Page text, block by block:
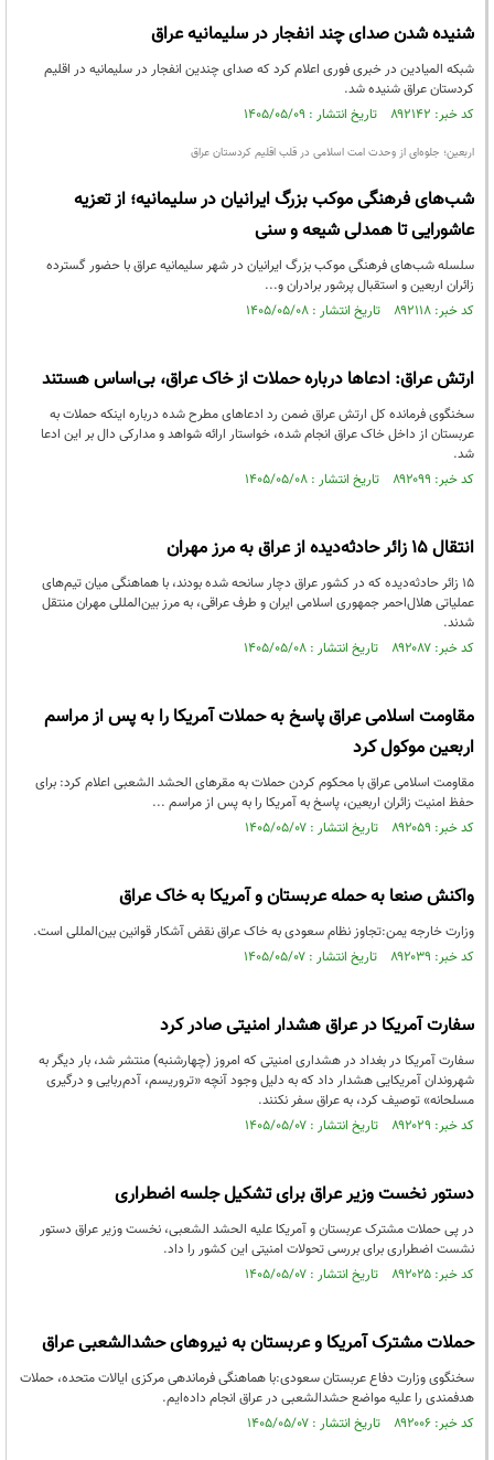
شنیده شدن صدای چند انفجار در سلیمانیه عراق
شبکه المیادین در خبری فوری اعلام کرد که صدای چندین انفجار در سلیمانیه در اقلیم
کردستان عراق شنیده شد.
کد خبر: ۸۹۲۱۴۲ تاریخ انتشار : ۱۴۰۵/۰۵/۰۹
اربعین؛ جلوه‌ای از وحدت امت اسلامی در قلب اقلیم کردستان عراق
شب‌های فرهنگی موکب بزرگ ایرانیان در سلیمانیه؛ از تعزیه
عاشورایی تا همدلی شیعه و سنی
سلسله شب‌های فرهنگی موکب بزرگ ایرانیان در شهر سلیمانیه عراق با حضور گسترده
زائران اربعین و استقبال پرشور برادران و...
کد خبر: ۸۹۲۱۱۸ تاریخ انتشار : ۱۴۰۵/۰۵/۰۸
ارتش عراق: ادعاها درباره حملات از خاک عراق، بی‌اساس هستند
سخنگوی فرمانده کل ارتش عراق ضمن رد ادعاهای مطرح شده درباره اینکه حملات به
عربستان از داخل خاک عراق انجام شده، خواستار ارائه شواهد و مدارکی دال بر این ادعا
شد.
کد خبر: ۸۹۲۰۹۹ تاریخ انتشار : ۱۴۰۵/۰۵/۰۸
انتقال ۱۵ زائر حادثه‌دیده از عراق به مرز مهران
۱۵ زائر حادثه‌دیده که در کشور عراق دچار سانحه شده بودند، با هماهنگی میان تیم‌های
عملیاتی هلال‌احمر جمهوری اسلامی ایران و طرف عراقی، به مرز بین‌المللی مهران منتقل
شدند.
کد خبر: ۸۹۲۰۸۷ تاریخ انتشار : ۱۴۰۵/۰۵/۰۸
مقاومت اسلامی عراق پاسخ به حملات آمریکا را به پس از مراسم
اربعین موکول کرد
مقاومت اسلامی عراق با محکوم کردن حملات به مقرهای الحشد الشعبی اعلام کرد: برای
حفظ امنیت زائران اربعین، پاسخ به آمریکا را به پس از مراسم ...
کد خبر: ۸۹۲۰۵۹ تاریخ انتشار : ۱۴۰۵/۰۵/۰۷
واکنش صنعا به حمله عربستان و آمریکا به خاک عراق
وزارت خارجه یمن:تجاوز نظام سعودی به خاک عراق نقض آشکار قوانین بین‌المللی است.
کد خبر: ۸۹۲۰۳۹ تاریخ انتشار : ۱۴۰۵/۰۵/۰۷
سفارت آمریکا در عراق هشدار امنیتی صادر کرد
سفارت آمریکا در بغداد در هشداری امنیتی که امروز (چهارشنبه) منتشر شد، بار دیگر به
شهروندان آمریکایی هشدار داد که به دلیل وجود آنچه «تروریسم، آدم‌ربایی و درگیری
مسلحانه» توصیف کرد، به عراق سفر نکنند.
کد خبر: ۸۹۲۰۲۹ تاریخ انتشار : ۱۴۰۵/۰۵/۰۷
دستور نخست وزیر عراق برای تشکیل جلسه اضطراری
در پی حملات مشترک عربستان و آمریکا علیه الحشد الشعبی، نخست وزیر عراق دستور
نشست اضطراری برای بررسی تحولات امنیتی این کشور را داد.
کد خبر: ۸۹۲۰۲۵ تاریخ انتشار : ۱۴۰۵/۰۵/۰۷
حملات مشترک آمریکا و عربستان به نیروهای حشدالشعبی عراق
سخنگوی وزارت دفاع عربستان سعودی:با هماهنگی فرماندهی مرکزی ایالات متحده، حملات
هدفمندی را علیه مواضع حشدالشعبی در عراق انجام داده‌ایم.
کد خبر: ۸۹۲۰۰۶ تاریخ انتشار : ۱۴۰۵/۰۵/۰۷